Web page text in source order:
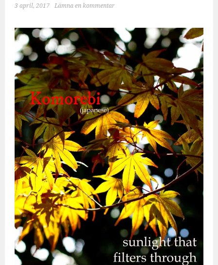
3 april, 2017 Lämna en kommentar